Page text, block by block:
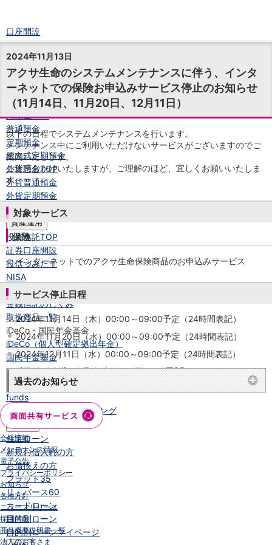
口座開設
ログイン
チャット
メニュー
商品・サービス
預金
円預金TOP
普通預金
定期預金
積立式定期預金
外貨預金TOP
外貨普通預金
外貨定期預金
外貨普通預金積立
資産運用
投資信託TOP
証券口座開設
投信つみたて
NISA
金銭信託
金銭信託のしくみ
取扱商品一覧
iDeCo・国民年金基金
iDeCo（個人型確定拠出年金）
国民年金基金
ロボアドバイザークラウドファンディングTOP
WealthNavi for イオン銀行（ロボアドバイザー）
funds
まいクラウドファンディング
住宅ローン
新規お借入れの方
お借換えの方
フラット35
リ・バース60
カードローン
目的別ローン
目的別ローンマイページ
2024年11月13日
アクサ生命のシステムメンテナンスに伴う、インタ
ーネットでの保険お申込みサービス停止のお知らせ
（11月14日、11月20日、12月11日）
以下の日程でシステムメンテナンスを行います。
メンテナンス中にご利用いただけないサービスがございますのでご
案内いたします。
ご迷惑おかけいたしますが、ご理解のほど、宜しくお願いいたしま
す。
対象サービス
保険
インターネットでのアクサ生命保険商品のお申込みサービス
サービス停止日程
2024年11月14日（木）00:00～09:00予定（24時間表記）
2024年11月20日（水）00:00～09:00予定（24時間表記）
2024年12月11日（水）00:00～09:00予定（24時間表記）
過去のお知らせ
会社情報
メンテナンス情報
電子公告
プライバシーポリシー
お知らせ
各種方針
ニュースリリース
採用情報
商品概要説明書一覧
法人のお客さま